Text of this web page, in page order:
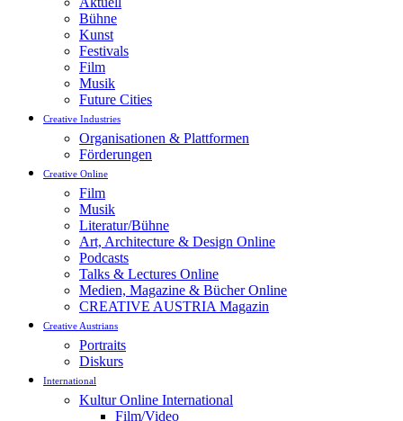
Bühne
Kunst
Festivals
Film
Musik
Future Cities
Creative Industries
Organisationen & Plattformen
Förderungen
Creative Online
Film
Musik
Literatur/Bühne
Art, Architecture & Design Online
Podcasts
Talks & Lectures Online
Medien, Magazine & Bücher Online
CREATIVE AUSTRIA Magazin
Creative Austrians
Portraits
Diskurs
International
Kultur Online International
Film/Video